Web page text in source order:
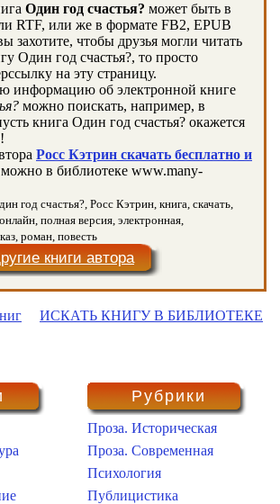
Один год счастья? может быть в
RTF, или же в формате FB2, EPUB
захотите, чтобы друзья могли читать
Один год счастья?, то просто
на эту страницу.
информацию об электронной книге
можно поискать, например, в
книга Один год счастья? окажется
Росс Кэтрин скачать бесплатно и
можно в библиотеке www.many-
год счастья?, Росс Кэтрин, книга, скачать,
полная версия, электронная,
роман, повесть
книги автора
ИСКАТЬ КНИГУ В БИБЛИОТЕКЕ
Рубрики
Проза. Историческая
Проза. Современная
Психология
Публицистика